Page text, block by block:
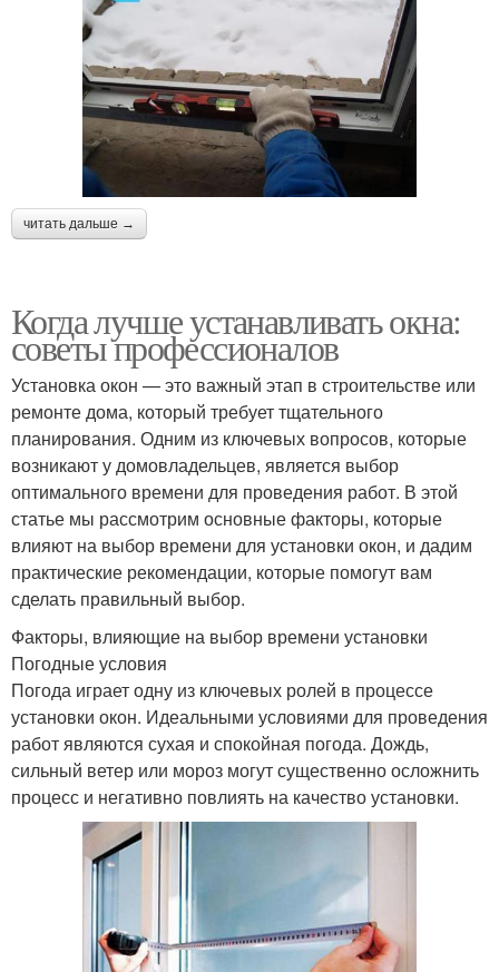
читать дальше →
Когда лучше устанавливать окна:
советы профессионалов
Установка окон — это важный этап в строительстве или
ремонте дома, который требует тщательного
планирования. Одним из ключевых вопросов, которые
возникают у домовладельцев, является выбор
оптимального времени для проведения работ. В этой
статье мы рассмотрим основные факторы, которые
влияют на выбор времени для установки окон, и дадим
практические рекомендации, которые помогут вам
сделать правильный выбор.
Факторы, влияющие на выбор времени установки
Погодные условия
Погода играет одну из ключевых ролей в процессе
установки окон. Идеальными условиями для проведения
работ являются сухая и спокойная погода. Дождь,
сильный ветер или мороз могут существенно осложнить
процесс и негативно повлиять на качество установки.